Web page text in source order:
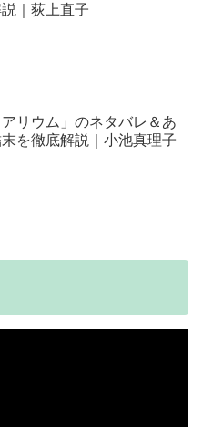
｜荻上直子
アリウム」のネタバレ＆あ
を徹底解説｜小池真理子